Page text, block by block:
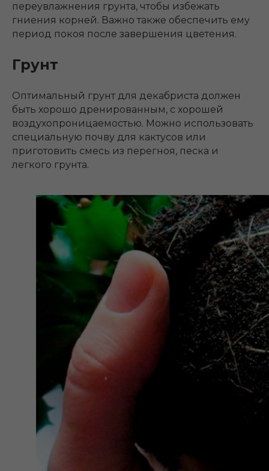
переувлажнения грунта, чтобы избежать
гниения корней. Важно также обеспечить ему
период покоя после завершения цветения.
Грунт
Оптимальный грунт для декабриста должен
быть хорошо дренированным, с хорошей
воздухопроницаемостью. Можно использовать
специальную почву для кактусов или
приготовить смесь из перегноя, песка и
легкого грунта.